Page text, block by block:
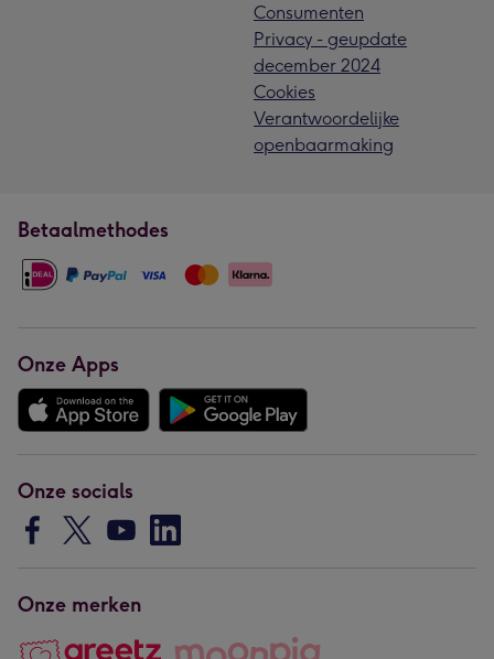
Consumenten
Privacy - geupdate
december 2024
Cookies
Verantwoordelijke
openbaarmaking
Betaalmethodes
Onze Apps
Onze socials
Onze merken